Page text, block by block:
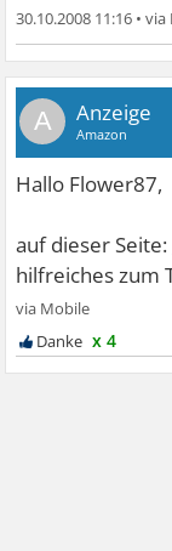
30.10.2008 11:16 •
A
x 4